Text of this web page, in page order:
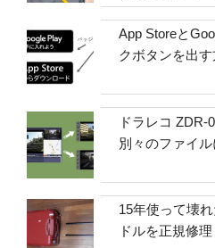
App Storeと
クボタンを出
ドラレコ ZDR-
別々のファイ
15年使って壊
ドルを正規修